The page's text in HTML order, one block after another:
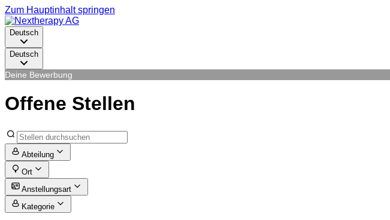
Zum Hauptinhalt springen
Deutsch
Deutsch
Deine Bewerbung
Offene Stellen
Abteilung
Ort
Anstellungsart
Kategorie